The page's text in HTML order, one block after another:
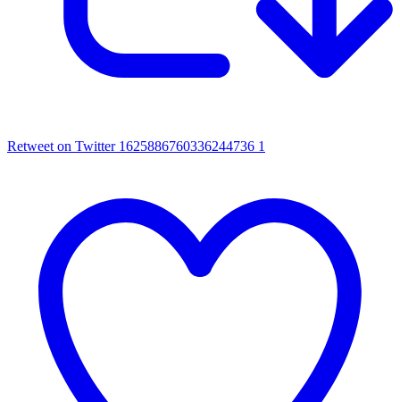
Retweet on Twitter 1625886760336244736 1